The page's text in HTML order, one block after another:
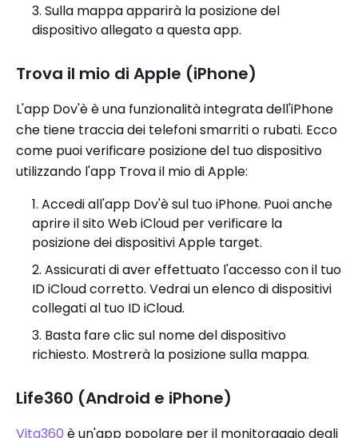
Sulla mappa apparirà la posizione del
dispositivo allegato a questa app.
Trova il mio di Apple (iPhone)
L'app Dov'è è una funzionalità integrata dell'iPhone
che tiene traccia dei telefoni smarriti o rubati. Ecco
come puoi verificare posizione del tuo dispositivo
utilizzando l'app Trova il mio di Apple:
Accedi all'app Dov'è sul tuo iPhone. Puoi anche
aprire il sito Web iCloud per verificare la
posizione dei dispositivi Apple target.
Assicurati di aver effettuato l'accesso con il tuo
ID iCloud corretto. Vedrai un elenco di dispositivi
collegati al tuo ID iCloud.
Basta fare clic sul nome del dispositivo
richiesto. Mostrerà la posizione sulla mappa.
Life360 (Android e iPhone)
Vita360 è un'app popolare per il monitoraggio degli